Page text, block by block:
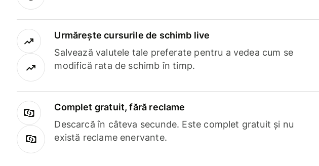
Urmărește cursurile de schimb live
Salvează valutele tale preferate pentru a vedea cum se
modifică rata de schimb în timp.
Complet gratuit, fără reclame
Descarcă în câteva secunde. Este complet gratuit și nu
există reclame enervante.